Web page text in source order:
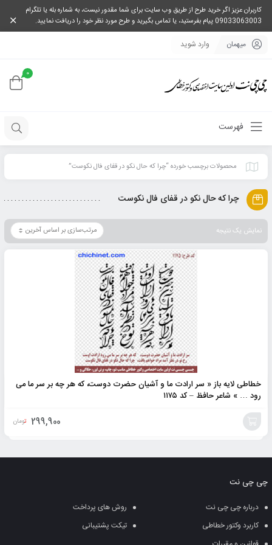
کاربران عزیز اگر خرید طرح از طریق وب سایت برای شما مقدور نیست، به شماره بله یا تلگرام
09033063003 پیام بفرستید، یا تماس بگیرید و طرح مورد نظر خود را دریافت نمایید.
میهمان وارد شوید
0
فهرست
محصولات برچسب خورده “چرا که حال نکو در قفای فال نکوست”
چرا که حال نکو در قفای فال نکوست
نمایش یک نتیجه
خطاطی لایه باز « سر ارادت ما و آشیان حضرت دوست، که هر چه بر سر ما می
رود … » شاعر حافظ – کد ۱۱۷۵
299,900 تومان
سبد
چی چی نت
درباره چی چی نت
روش های پرداخت
کاربرد وکتور خطاطی
تیکت پشتیبانی